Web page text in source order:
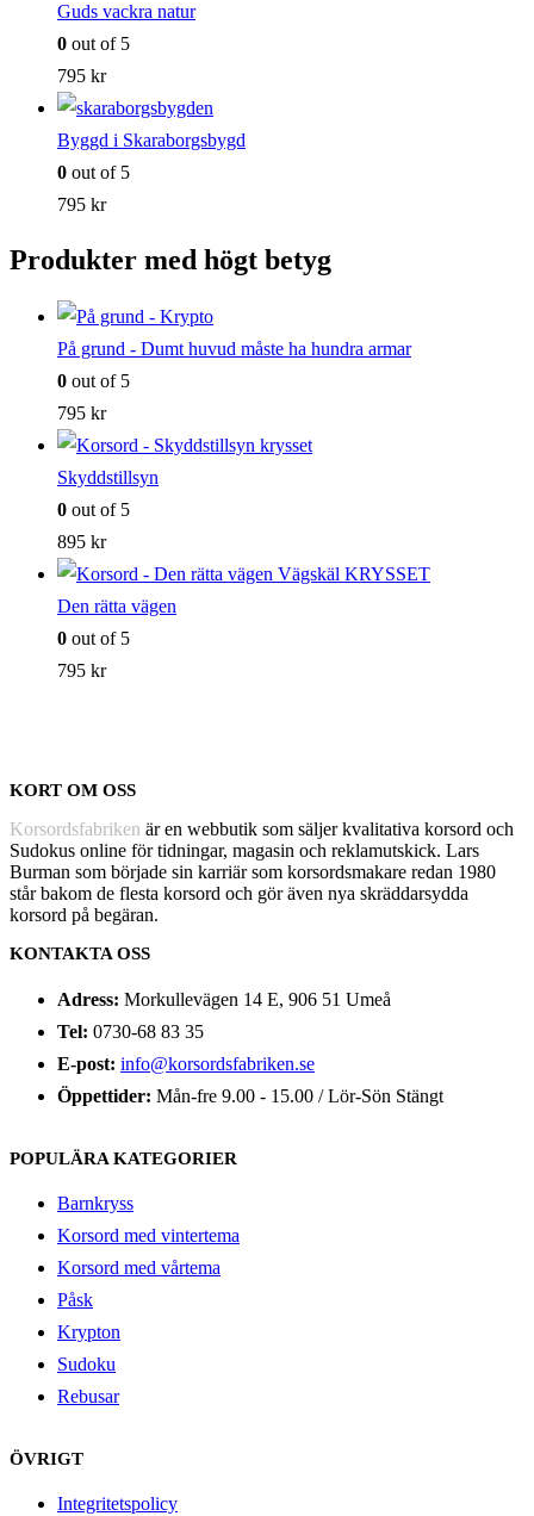
Guds vackra natur
0 out of 5
795 kr
Byggd i Skaraborgsbygd
0 out of 5
795 kr
Produkter med högt betyg
På grund - Dumt huvud måste ha hundra armar
0 out of 5
795 kr
Skyddstillsyn
0 out of 5
895 kr
Den rätta vägen
0 out of 5
795 kr
KORT OM OSS
Korsordsfabriken är en webbutik som säljer kvalitativa korsord och
Sudokus online för tidningar, magasin och reklamutskick. Lars
Burman som började sin karriär som korsordsmakare redan 1980
står bakom de flesta korsord och gör även nya skräddarsydda
korsord på begäran.
KONTAKTA OSS
Adress: Morkullevägen 14 E, 906 51 Umeå
Tel: 0730-68 83 35
E-post: info@korsordsfabriken.se
Öppettider: Mån-fre 9.00 - 15.00 / Lör-Sön Stängt
POPULÄRA KATEGORIER
Barnkryss
Korsord med vintertema
Korsord med vårtema
Påsk
Krypton
Sudoku
Rebusar
ÖVRIGT
Integritetspolicy